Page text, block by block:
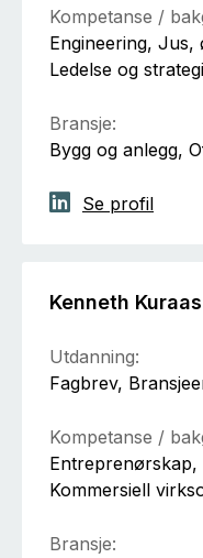
Kompetanse /
Engineering, Jus,
Ledelse og strategi
Bransje:
Bygg og anlegg,
Se profil
Kenneth Kuraas
Utdanning:
Fagbrev,
Kompetanse /
Entreprenørskap,
Kommersiell
Bransje: